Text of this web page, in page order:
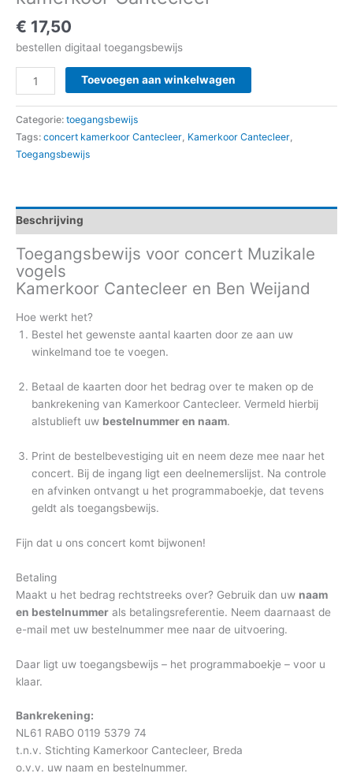
€ 17,50
bestellen digitaal toegangsbewijs
Toegangsbewijs
najaarsconcert
kamerkoor
Cantecleer
aantal
Toevoegen aan winkelwagen
Categorie: toegangsbewijs
Tags: concert kamerkoor Cantecleer Kamerkoor Cantecleer
Toegangsbewijs
Beschrijving
Toegangsbewijs voor concert Muzikale
vogels
Kamerkoor Cantecleer en Ben Weijand
Hoe werkt het?
Bestel het gewenste aantal kaarten door ze aan uw
winkelmand toe te voegen.
Betaal de kaarten door het bedrag over te maken op de
bankrekening van Kamerkoor Cantecleer. Vermeld hierbij
alstublieft uw bestelnummer en naam.
Print de bestelbevestiging uit en neem deze mee naar het
concert. Bij de ingang ligt een deelnemerslijst. Na controle
en afvinken ontvangt u het programmaboekje, dat tevens
geldt als toegangsbewijs.
Fijn dat u ons concert komt bijwonen!
Betaling
Maakt u het bedrag rechtstreeks over? Gebruik dan uw naam
en bestelnummer als betalingsreferentie. Neem daarnaast de
e-mail met uw bestelnummer mee naar de uitvoering.
Daar ligt uw toegangsbewijs – het programmaboekje – voor u
klaar.
Bankrekening:
NL61 RABO 0119 5379 74
t.n.v. Stichting Kamerkoor Cantecleer, Breda
o.v.v. uw naam en bestelnummer.